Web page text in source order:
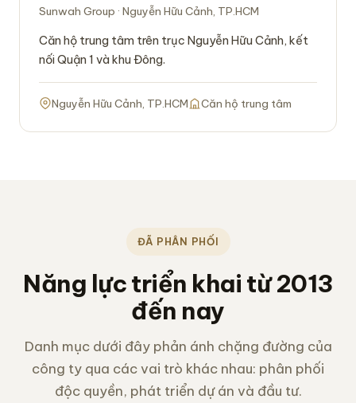
Sunwah Group · Nguyễn Hữu Cảnh, TP.HCM
Căn hộ trung tâm trên trục Nguyễn Hữu Cảnh, kết
nối Quận 1 và khu Đông.
Nguyễn Hữu Cảnh, TP.HCM Căn hộ trung tâm
ĐÃ PHÂN PHỐI
Năng lực triển khai từ 2013
đến nay
Danh mục dưới đây phản ánh chặng đường của
công ty qua các vai trò khác nhau: phân phối
độc quyền, phát triển dự án và đầu tư.